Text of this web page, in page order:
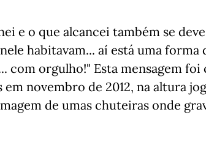
e o que alcancei também se
habitavam... aí está uma forma
com orgulho!" Esta mensagem
em novembro de 2012, na altura
de umas chuteiras onde